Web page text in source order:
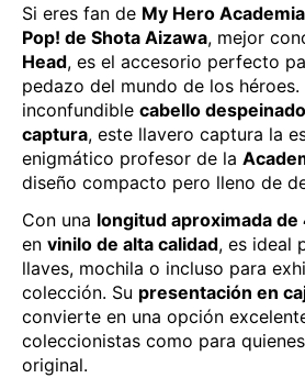
Si eres fan de My Hero Academia
Pop! de Shota Aizawa, mejor
Head, es el accesorio perfecto
pedazo del mundo de los héroes.
inconfundible cabello despeinado
captura, este llavero captura la
enigmático profesor de la
diseño compacto pero lleno de
Con una longitud aproximada de
en vinilo de alta calidad, es ideal
llaves, mochila o incluso para
colección. Su presentación en
convierte en una opción
coleccionistas como para
original.